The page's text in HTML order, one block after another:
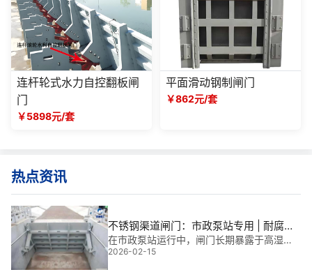
连杆轮式水力自控翻板闸
门
￥5898元/套
平面滑动钢制闸门
￥862元/套
热点资讯
不锈钢渠道闸门：市政泵站专用 | 耐腐蚀
设计与定制
在市政泵站运行中，闸门长期暴露于高湿、
含氯离子的污水环境，传统碳钢闸门易锈
2026-02-15